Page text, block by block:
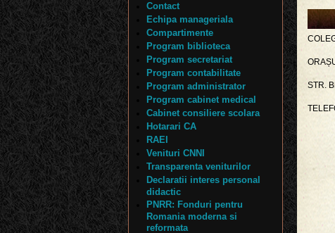
STR.
Contact
Echipa manageriala
Compartimente
Program biblioteca
Program secretariat
Program contabilitate
Program administrator
Program cabinet medical
Cabinet consiliere scolara
Hotarari CA
RAEI
Venituri CNNI
Transparenta veniturilor
Declaratii interes personal
didactic
PNRR: Fonduri pentru
Romania moderna si
reformata